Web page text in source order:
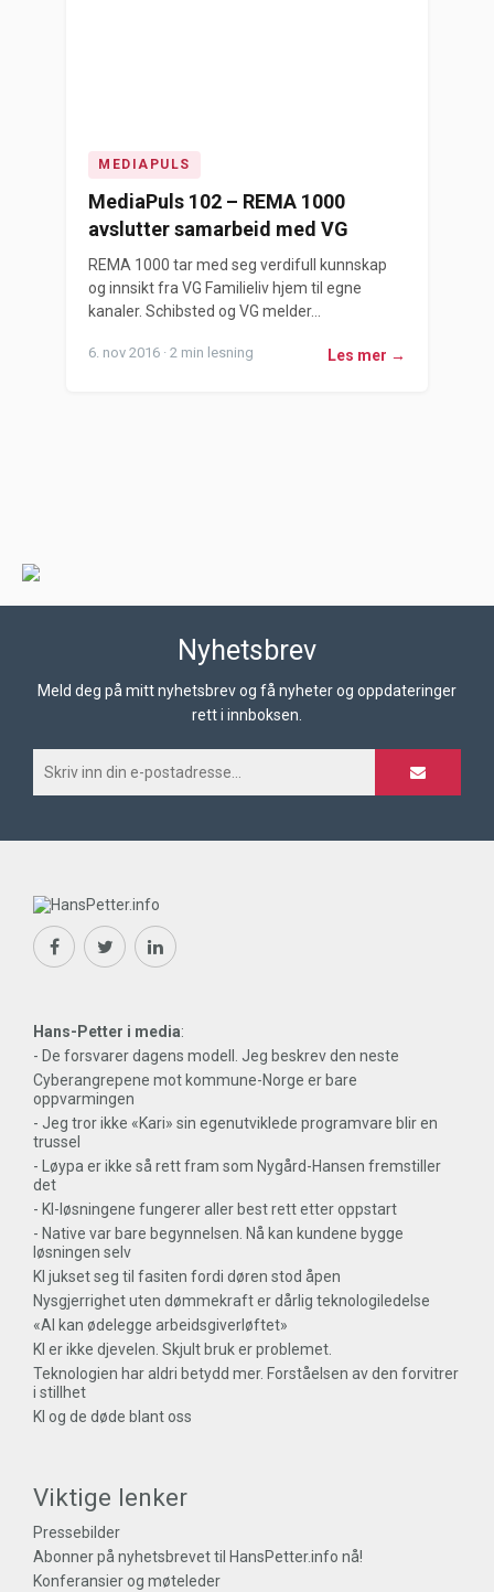
MEDIAPULS
MediaPuls 102 – REMA 1000
avslutter samarbeid med VG
REMA 1000 tar med seg verdifull kunnskap
og innsikt fra VG Familieliv hjem til egne
kanaler. Schibsted og VG melder...
6. nov 2016 · 2 min lesning Les mer →
Nyhetsbrev
Meld deg på mitt nyhetsbrev og få nyheter og oppdateringer
rett i innboksen.
Hans-Petter i media:
- De forsvarer dagens modell. Jeg beskrev den neste
Cyberangrepene mot kommune-Norge er bare
oppvarmingen
- Jeg tror ikke «Kari» sin egenutviklede programvare blir en
trussel
- Løypa er ikke så rett fram som Nygård-Hansen fremstiller
det
- KI-løsningene fungerer aller best rett etter oppstart
- Native var bare begynnelsen. Nå kan kundene bygge
løsningen selv
KI jukset seg til fasiten fordi døren stod åpen
Nysgjerrighet uten dømmekraft er dårlig teknologiledelse
«AI kan ødelegge arbeidsgiverløftet»
KI er ikke djevelen. Skjult bruk er problemet.
Teknologien har aldri betydd mer. Forståelsen av den forvitrer
i stillhet
KI og de døde blant oss
Viktige lenker
Pressebilder
Abonner på nyhetsbrevet til HansPetter.info nå!
Konferansier og møteleder